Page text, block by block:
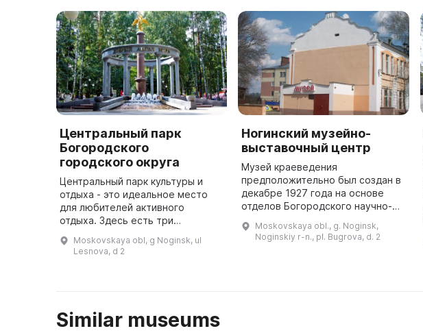
Центральный парк
Богородского
городского округа
Центральный парк культуры и
отдыха - это идеальное место
для любителей активного
отдыха. Здесь есть три
для выгула собак, более 15
аттракционов, роллердром,
Moskovskaya obl, g Noginsk, ul
Lesnova, d 2
Ногинский музейно-
выставочный центр
Музей краеведения
предположительно был создан в
декабре 1927 года на основе
отделов Богородского научно-
краеведения имени М.В.
Ломоносова. В 1930 году
Moskovskaya obl., g. Noginsk,
Noginskiy r-n., pl. Bugrova, d. 2
Similar museums